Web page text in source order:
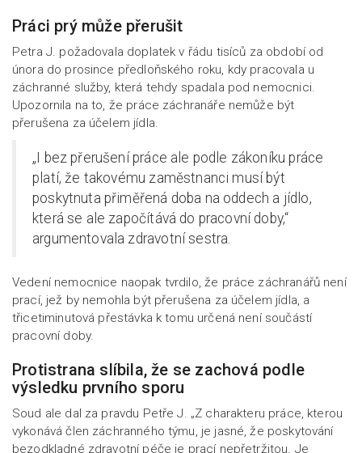
Práci prý může přerušit
Petra J. požadovala doplatek v řádu tisíců za období od
února do prosince předloňského roku, kdy pracovala u
záchranné služby, která tehdy spadala pod nemocnici.
Upozornila na to, že práce záchranáře nemůže být
přerušena za účelem jídla.
„I bez přerušení práce ale podle zákoníku práce
platí, že takovému zaměstnanci musí být
poskytnuta přiměřená doba na oddech a jídlo,
která se ale započítává do pracovní doby,“
argumentovala zdravotní sestra.
Vedení nemocnice naopak tvrdilo, že práce záchranářů není
prací, jež by nemohla být přerušena za účelem jídla, a
třicetiminutová přestávka k tomu určená není součástí
pracovní doby.
Protistrana slíbila, že se zachová podle
výsledku prvního sporu
Soud ale dal za pravdu Petře J. „Z charakteru práce, kterou
vykonává člen záchranného týmu, je jasné, že poskytování
bezodkladné zdravotní péče je prací nepřetržitou. Je